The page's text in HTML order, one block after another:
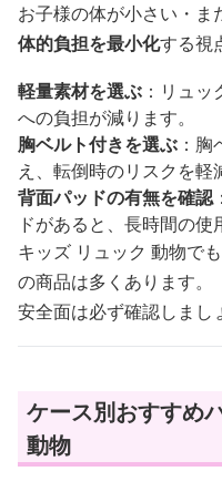
お子様の体が小さい・ま
体的負担を最小化する視
軽量素材を選ぶ ：リュ
への負担が減ります。
胸ベルト付きを選ぶ ：
え、転倒時のリスクを軽
背面パッドの有無を確認
ドがあると、長時間の使
キッズ リュック 動物で
の商品は多くあります。
安全面は必ず確認しまし
ケース別おすすめ
動物